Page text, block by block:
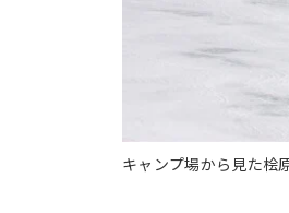
キャンプ場から見た桧